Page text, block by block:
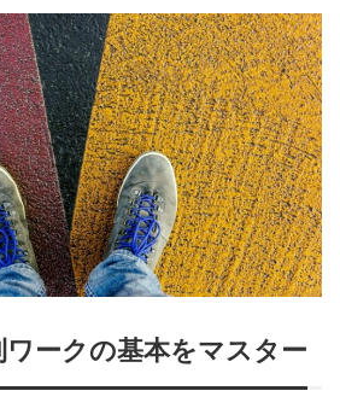
ークの基本をマスター